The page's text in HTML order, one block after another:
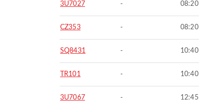
3U7027 - 08:20
CZ353 - 08:20
SQ8431 - 10:40
TR101 - 10:40
3U7067 - 12:45